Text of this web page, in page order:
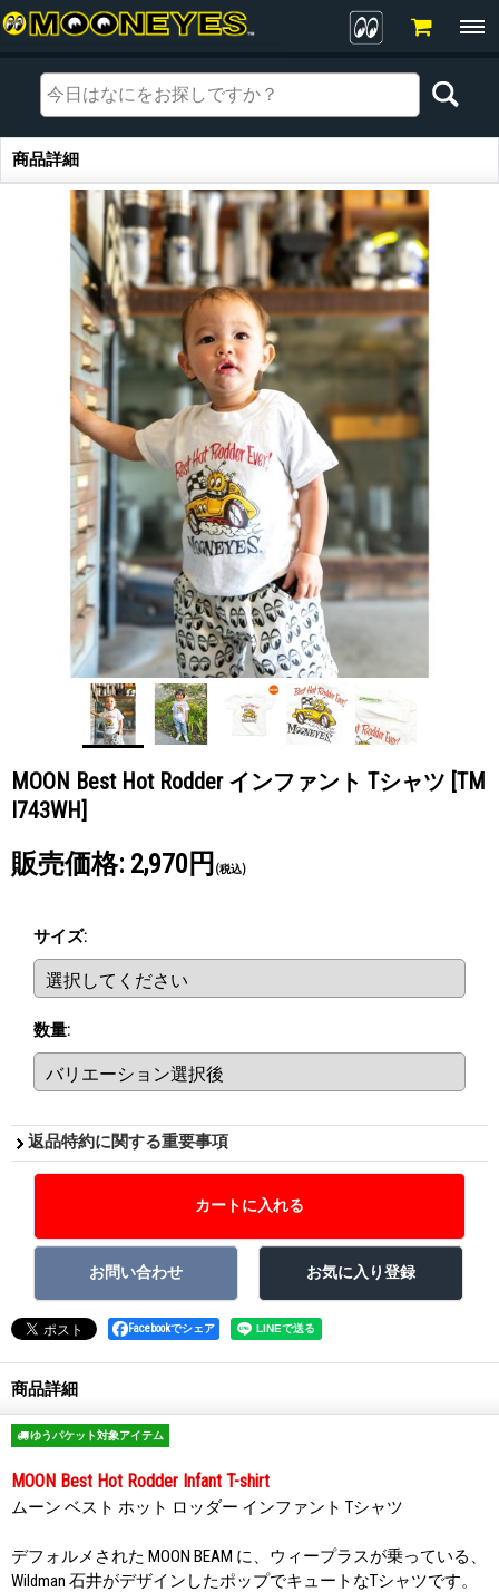
商品詳細
商品詳細
MOON Best Hot Rodder インファント Tシャツ [TM
I743WH]
販売価格: 2,970円 (税込)
サイズ:
数量:
返品特約に関する重要事項
Facebookでシェア
商品詳細
ゆうパケット対象アイテム
MOON Best Hot Rodder Infant T-shirt
ムーン ベスト ホット ロッダー インファント Tシャツ
デフォルメされた MOON BEAM に、ウィープラスが乗っている、
Wildman 石井がデザインしたポップでキュートなTシャツです。